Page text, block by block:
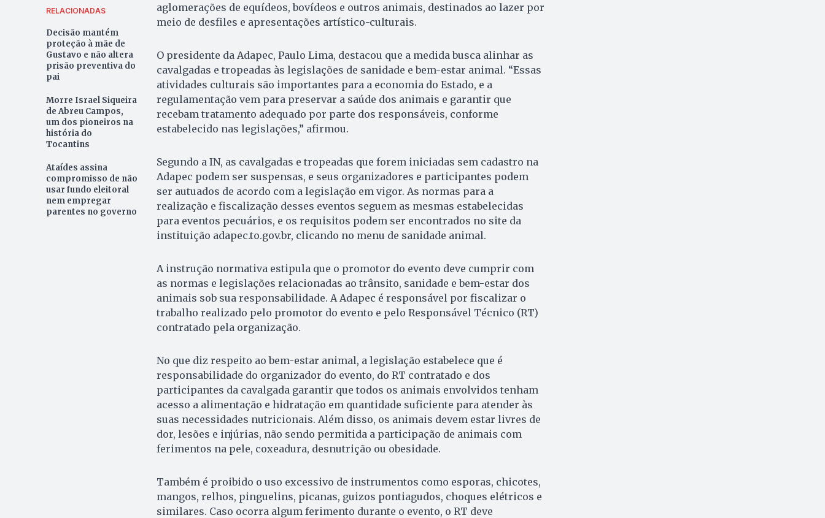
RELACIONADAS
Decisão mantém
proteção à mãe de
Gustavo e não altera
prisão preventiva do
pai
Morre Israel Siqueira
de Abreu Campos,
um dos pioneiros na
história do
Tocantins
Ataídes assina
compromisso de não
usar fundo eleitoral
nem empregar
parentes no governo
aglomerações de equídeos, bovídeos e outros animais, destinados ao lazer por
meio de desfiles e apresentações artístico-culturais.
O presidente da Adapec, Paulo Lima, destacou que a medida busca alinhar as
cavalgadas e tropeadas às legislações de sanidade e bem-estar animal. “Essas
atividades culturais são importantes para a economia do Estado, e a
regulamentação vem para preservar a saúde dos animais e garantir que
recebam tratamento adequado por parte dos responsáveis, conforme
estabelecido nas legislações,” afirmou.
Segundo a IN, as cavalgadas e tropeadas que forem iniciadas sem cadastro na
Adapec podem ser suspensas, e seus organizadores e participantes podem
ser autuados de acordo com a legislação em vigor. As normas para a
realização e fiscalização desses eventos seguem as mesmas estabelecidas
para eventos pecuários, e os requisitos podem ser encontrados no site da
instituição adapec.to.gov.br, clicando no menu de sanidade animal.
A instrução normativa estipula que o promotor do evento deve cumprir com
as normas e legislações relacionadas ao trânsito, sanidade e bem-estar dos
animais sob sua responsabilidade. A Adapec é responsável por fiscalizar o
trabalho realizado pelo promotor do evento e pelo Responsável Técnico (RT)
contratado pela organização.
No que diz respeito ao bem-estar animal, a legislação estabelece que é
responsabilidade do organizador do evento, do RT contratado e dos
participantes da cavalgada garantir que todos os animais envolvidos tenham
acesso a alimentação e hidratação em quantidade suficiente para atender às
suas necessidades nutricionais. Além disso, os animais devem estar livres de
dor, lesões e injúrias, não sendo permitida a participação de animais com
ferimentos na pele, coxeadura, desnutrição ou obesidade.
Também é proibido o uso excessivo de instrumentos como esporas, chicotes,
mangos, relhos, pinguelins, picanas, guizos pontiagudos, choques elétricos e
similares. Caso ocorra algum ferimento durante o evento, o RT deve